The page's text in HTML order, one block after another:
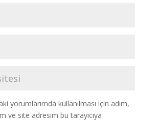
yorumlarımda kullanılması için adım,
ve site adresim bu tarayıcıya